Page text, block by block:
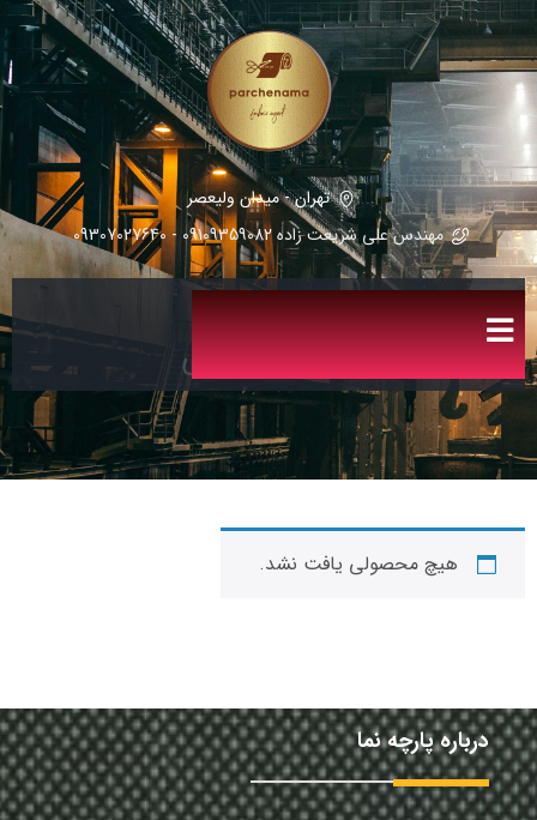
تهران - میدان ولیعصر
مهندس علی شریعت زاده 09109359082 - 09307027640
ماشین صنعتی
هیچ محصولی یافت نشد.
درباره پارچه نما